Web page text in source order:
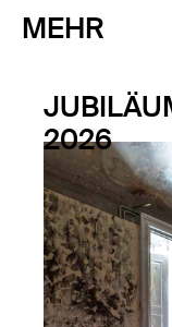
MEHR
2026